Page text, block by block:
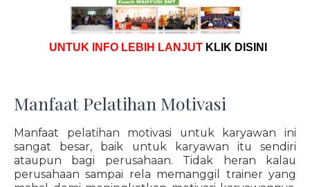
UNTUK INFO LEBIH LANJUT KLIK DISINI
Manfaat Pelatihan Motivasi
Manfaat pelatihan motivasi untuk karyawan ini
sangat besar, baik untuk karyawan itu sendiri
ataupun bagi perusahaan. Tidak heran kalau
perusahaan sampai rela memanggil trainer yang